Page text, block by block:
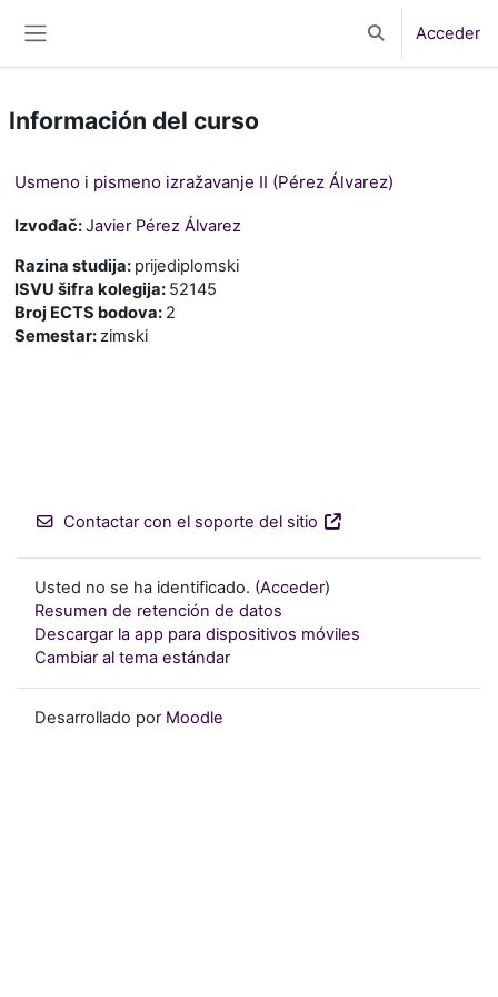
Selector de
Acceder
Información del curso
Usmeno i pismeno izražavanje II (Pérez Álvarez)
Izvođač:Javier Pérez Álvarez
Razina studija: prijediplomski
ISVU šifra kolegija: 52145
Broj ECTS bodova: 2
Semestar:zimski
Contactar con el soporte del sitio
Usted no se ha identificado. (Acceder)
Resumen de retención de datos
Descargar la app para dispositivos móviles
Cambiar al tema estándar
Desarrollado por Moodle